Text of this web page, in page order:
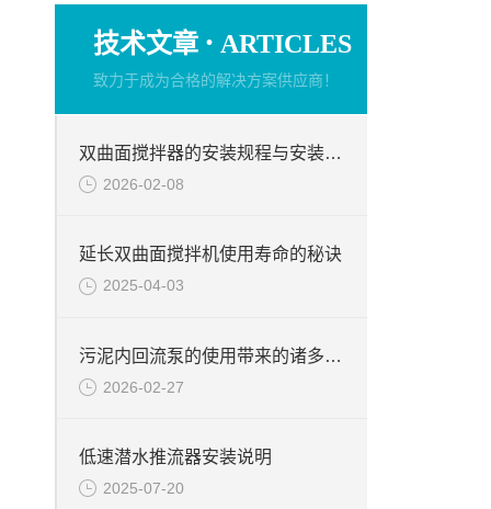
技术文章 · ARTICLES
致力于成为合格的解决方案供应商！
双曲面搅拌器的安装规程与安装完毕后需要注意哪些？
2026-02-08
延长双曲面搅拌机使用寿命的秘诀
2025-04-03
污泥内回流泵的使用带来的诸多优势说明
2026-02-27
低速潜水推流器安装说明
2025-07-20